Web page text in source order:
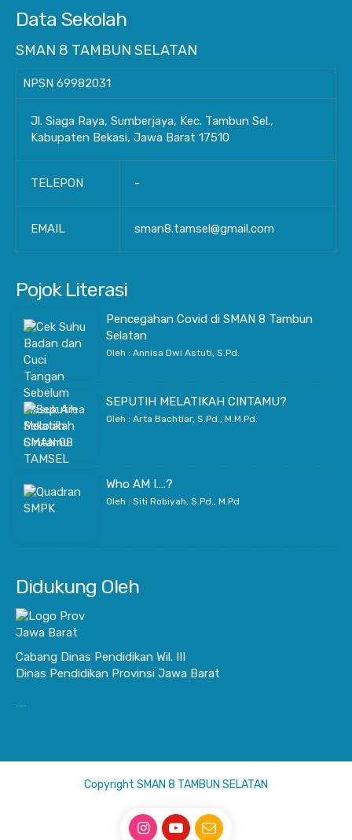
Data Sekolah
SMAN 8 TAMBUN SELATAN
NPSN 69982031
Jl. Siaga Raya, Sumberjaya, Kec. Tambun Sel.,
Kabupaten Bekasi, Jawa Barat 17510
TELEPON -
EMAIL sman8.tamsel@gmail.com
Pojok Literasi
Pencegahan Covid di SMAN 8 Tambun
Selatan
Oleh : Annisa Dwi Astuti, S.Pd.
SEPUTIH MELATIKAH CINTAMU?
Oleh : Arta Bachtiar, S.Pd., M.M.Pd.
Who AM I….?
Oleh : Siti Robiyah, S.Pd., M.Pd
Didukung Oleh
Cabang Dinas Pendidikan Wil. III
Dinas Pendidikan Provinsi Jawa Barat
Copyright SMAN 8 TAMBUN SELATAN